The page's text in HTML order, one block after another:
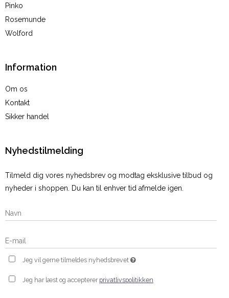
Pinko
Rosemunde
Wolford
Information
Om os
Kontakt
Sikker handel
Nyhedstilmelding
Tilmeld dig vores nyhedsbrev og modtag eksklusive tilbud og
nyheder i shoppen. Du kan til enhver tid afmelde igen.
Jeg vil gerne tilmeldes nyhedsbrevet
Jeg har læst og accepterer privatlivspolitikken